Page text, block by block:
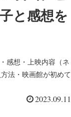
と感想を
感想・上映内容（ネ
法・映画館が初めて
2023.09.11